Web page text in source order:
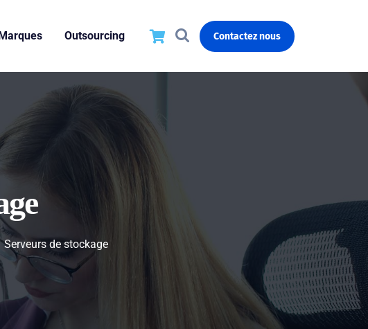
Outsourcing Contactez nous
Serveurs de stockage